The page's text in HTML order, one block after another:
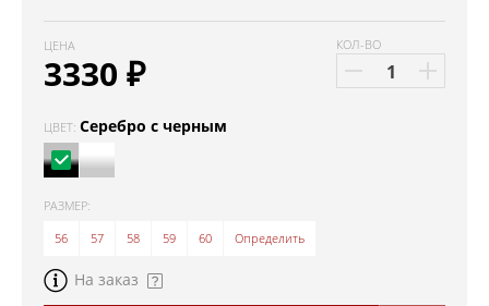
ЦЕНА
3330 ₽
КОЛ-ВО
ЦВЕТ: Серебро с черным
РАЗМЕР:
56
57 58 59 60 Определить
На заказ